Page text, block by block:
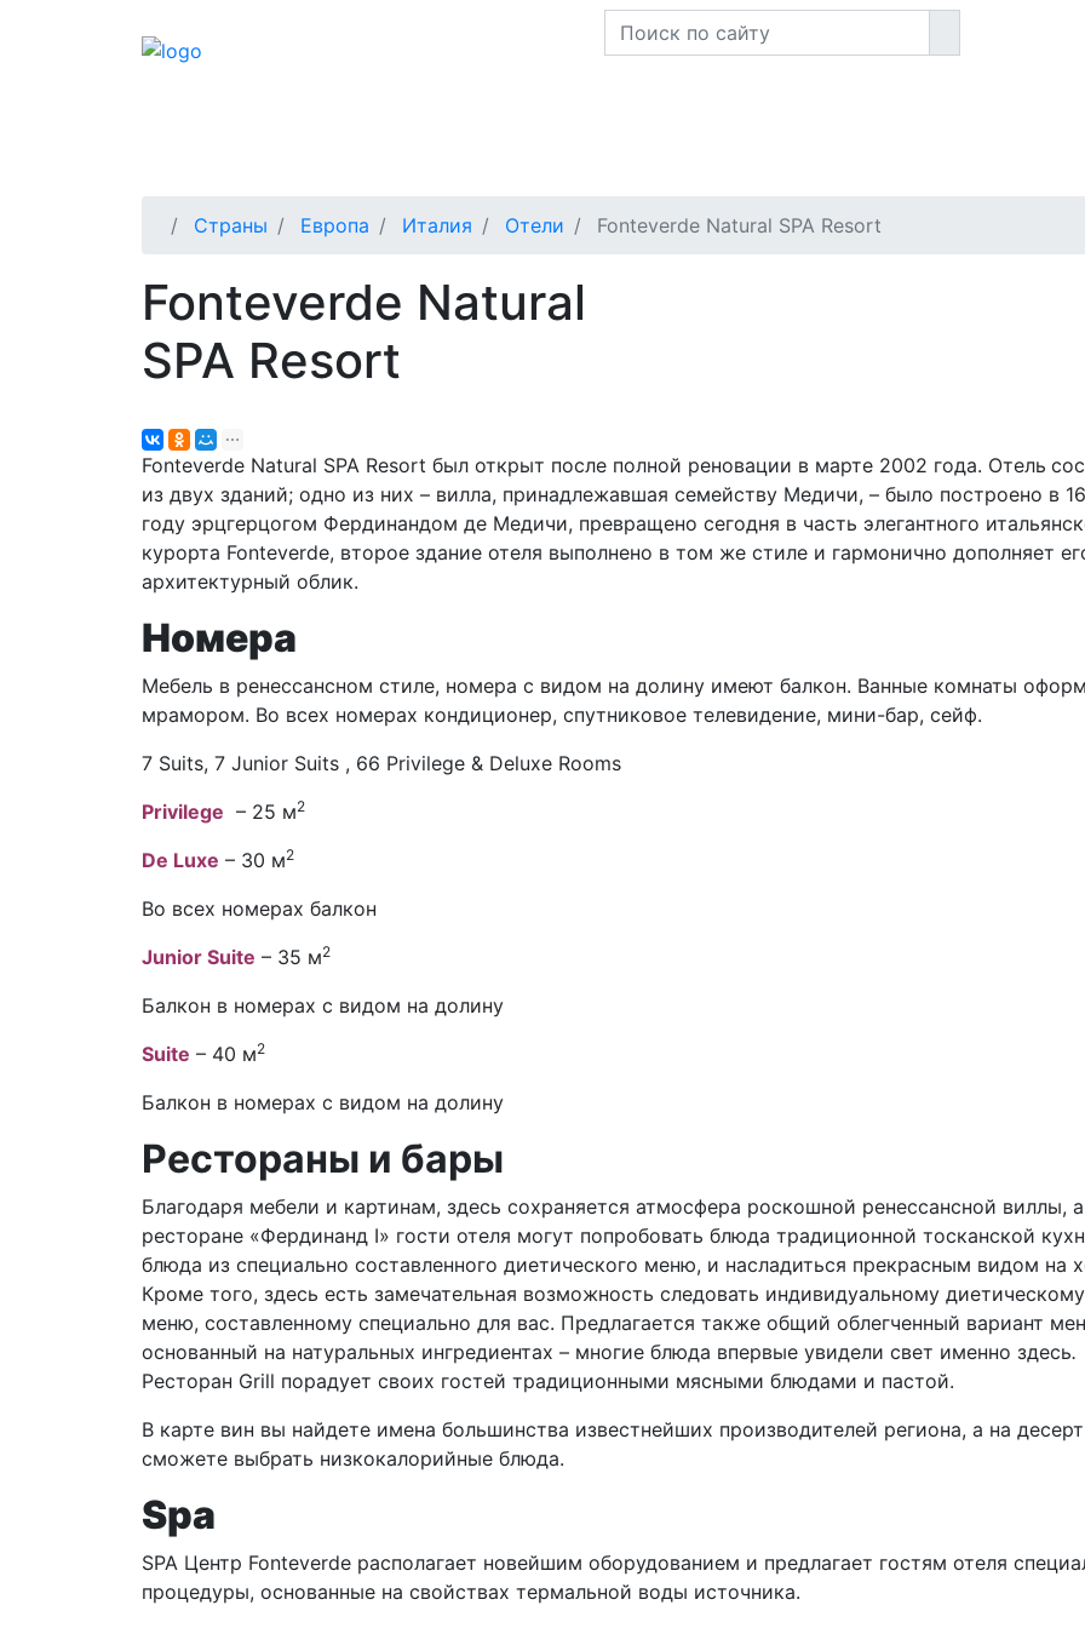
Страны Европа Италия Отели Fonteverde Natural SPA Resort
Fonteverde Natural
SPA Resort
Fonteverde Natural SPA Resort был открыт после полной реновации в марте 2002 года. Отель
из двух зданий; одно из них – вилла, принадлежавшая семейству Медичи, – было построено в
году эрцгерцогом Фердинандом де Медичи, превращено сегодня в часть элегантного
курорта Fonteverde, второе здание отеля выполнено в том же стиле и гармонично дополняет
архитектурный облик.
Номера
Мебель в ренессансном стиле, номера с видом на долину имеют балкон. Ванные комнаты
мрамором. Во всех номерах кондиционер, спутниковое телевидение, мини-бар, сейф.
7 Suits, 7 Junior Suits , 66 Privilege & Deluxe Rooms
Privilege – 25 м2
De Luxe – 30 м2
Во всех номерах балкон
Junior Suite – 35 м2
Балкон в номерах с видом на долину
Suite – 40 м2
Балкон в номерах с видом на долину
Рестораны и бары
Благодаря мебели и картинам, здесь сохраняется атмосфера роскошной ренессансной виллы,
ресторане «Фердинанд I» гости отеля могут попробовать блюда традиционной тосканской
блюда из специально составленного диетического меню, и насладиться прекрасным видом на
Кроме того, здесь есть замечательная возможность следовать индивидуальному диетическому
меню, составленному специально для вас. Предлагается также общий облегченный вариант
основанный на натуральных ингредиентах – многие блюда впервые увидели свет именно здесь.
Ресторан Grill порадует своих гостей традиционными мясными блюдами и пастой.
В карте вин вы найдете имена большинства известнейших производителей региона, а на десерт
сможете выбрать низкокалорийные блюда.
Spa
SPA Центр Fonteverde располагает новейшим оборудованием и предлагает гостям отеля
процедуры, основанные на свойствах термальной воды источника.